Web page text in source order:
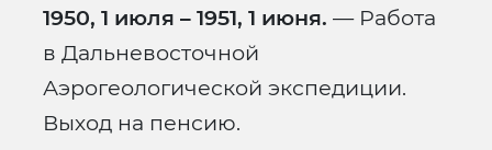
1950, 1 июля – 1951, 1 июня. — Работа
в Дальневосточной
Аэрогеологической экспедиции.
Выход на пенсию.